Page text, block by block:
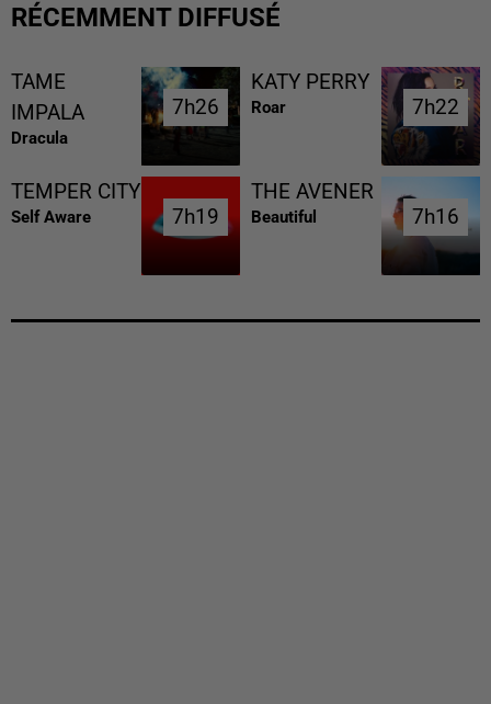
RÉCEMMENT DIFFUSÉ
TAME
IMPALA
Dracula
7h26
7h26
KATY PERRY
Roar 7h22
7h22
TEMPER CITY
Self Aware 7h19
7h19
THE AVENER
Beautiful 7h16
7h16